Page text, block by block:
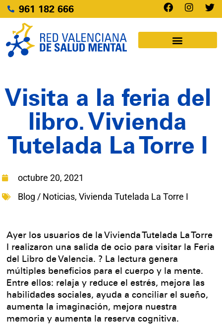
961 182 666
Visita a la feria del
libro. Vivienda
Tutelada La Torre I
octubre 20, 2021
Blog / Noticias,Vivienda Tutelada La Torre I
Ayer los usuarios de la Vivienda Tutelada La Torre
I realizaron una salida de ocio para visitar la Feria
del Libro de Valencia. ? La lectura genera
múltiples beneficios para el cuerpo y la mente.
Entre ellos: relaja y reduce el estrés, mejora las
habilidades sociales, ayuda a conciliar el sueño,
aumenta la imaginación, mejora nuestra
memoria y aumenta la reserva cognitiva.